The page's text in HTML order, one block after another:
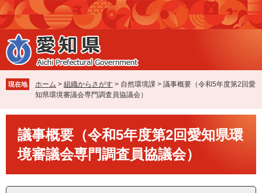
ペ
ー
ジ
の
先
で
す
メ
ニ
ュ
ー
を
ば
し
本
現在地 ホーム > 組織からさがす > 自然環境課 > 議事概要（令和5年度第2回愛
知県環境審議会専門調査員協議会）
議事概要（令和5年度第2回愛知県環
境審議会専門調査員協議会）